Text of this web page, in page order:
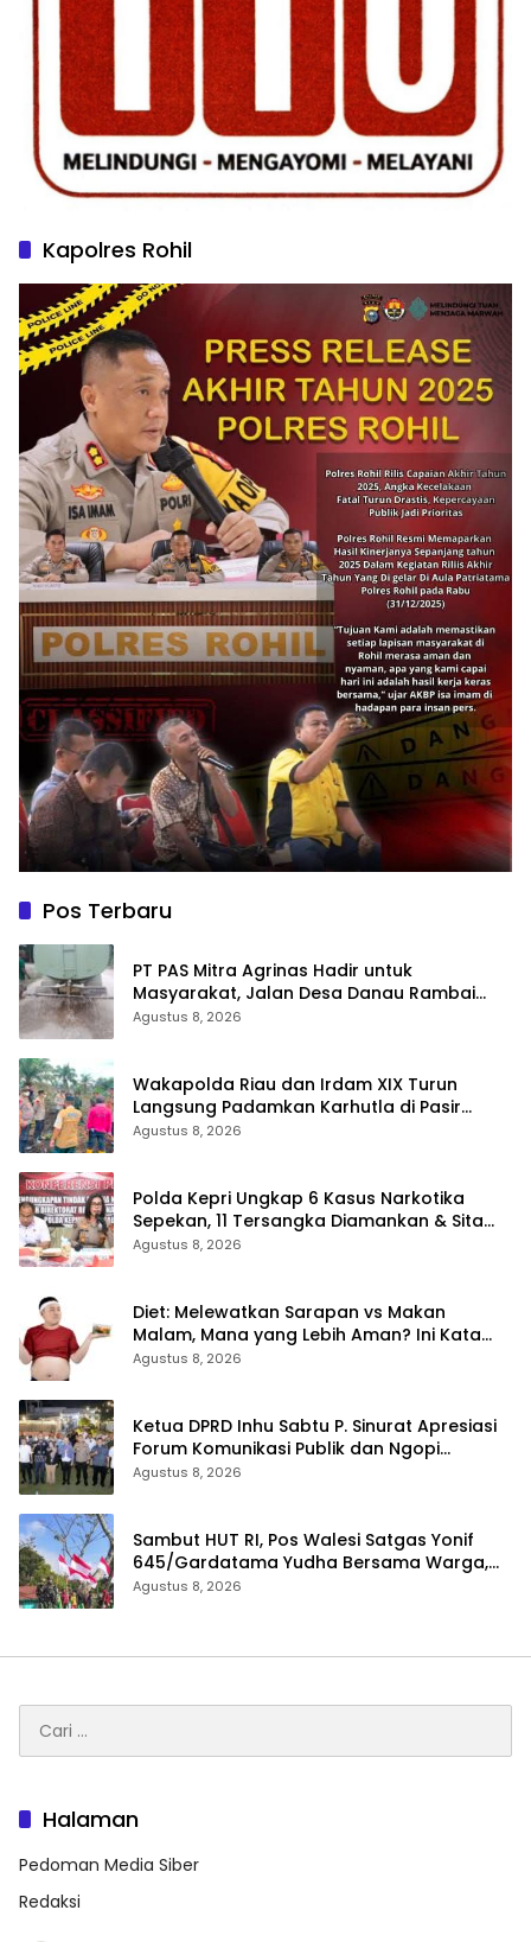
Kapolres Rohil
Pos Terbaru
‎PT PAS Mitra Agrinas Hadir untuk
Masyarakat, Jalan Desa Danau Rambai
Dirawat dan Disiram
Agustus 8, 2026
Wakapolda Riau dan Irdam XIX Turun
Langsung Padamkan Karhutla di Pasir
Limau Kapas Rohil
Agustus 8, 2026
Polda Kepri Ungkap 6 Kasus Narkotika
Sepekan, 11 Tersangka Diamankan & Sita
402 Gram Sabu
Agustus 8, 2026
Diet: Melewatkan Sarapan vs Makan
Malam, Mana yang Lebih Aman? Ini Kata
Dokter
Agustus 8, 2026
Ketua DPRD Inhu Sabtu P. Sinurat Apresiasi
Forum Komunikasi Publik dan Ngopi
Bersama Kejari Inhu
Agustus 8, 2026
Sambut HUT RI, Pos Walesi Satgas Yonif
645/Gardatama Yudha Bersama Warga,
Kibarkan Merah Putih di Bukit Walesi
Agustus 8, 2026
untuk:
Halaman
Pedoman Media Siber
Redaksi